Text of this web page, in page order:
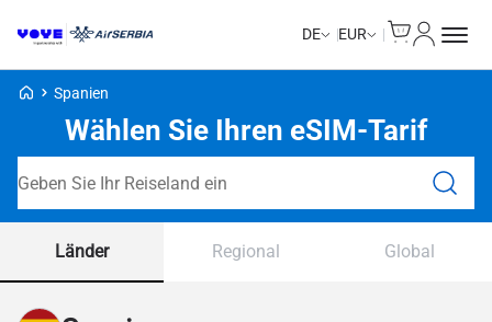
DE EUR
Voye Homepage
Spanien
Wählen Sie Ihren eSIM-Tarif
Länder Regional Global